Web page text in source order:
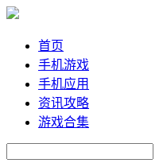
首页
手机游戏
手机应用
资讯攻略
游戏合集